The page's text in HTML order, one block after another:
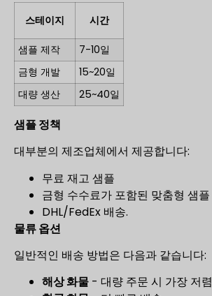
스테이지 시간
샘플 제작
7-10일
금형 개발
15~20일
대량 생산
25~40일
샘플 정책
대부분의 제조업체에서 제공합니다:
무료 재고 샘플
금형 수수료가 포함된 맞춤형 샘플
DHL/FedEx 배송.
물류 옵션
일반적인 배송 방법은 다음과 같습니다:
해상 화물 - 대량 주문 시 가장 저렴